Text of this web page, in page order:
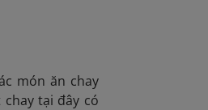
món ăn chay
tại đây có